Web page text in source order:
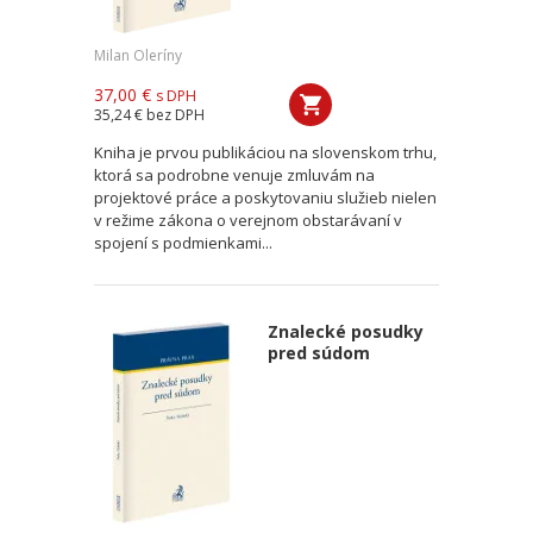
Milan Oleríny
37,00 € s DPH
35,24 € bez DPH
Kniha je prvou publikáciou na slovenskom trhu,
ktorá sa podrobne venuje zmluvám na
projektové práce a poskytovaniu služieb nielen
v režime zákona o verejnom obstarávaní v
spojení s podmienkami...
Znalecké posudky
pred súdom